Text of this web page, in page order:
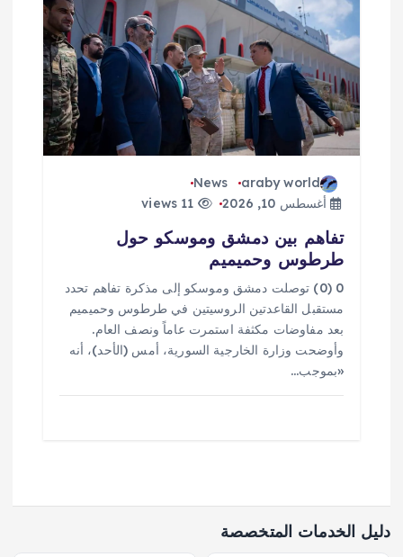
araby world
News
أغسطس 10, 2026
تفاهم بين دمشق وموسكو حول
طرطوس وحميميم
0 (0) توصلت دمشق وموسكو إلى مذكرة تفاهم تحدد ​
مستقبل القاعدتين الروسيتين في طرطوس وحميميم
بعد مفاوضات مكثفة استمرت عاماً ونصف العام.
وأوضحت وزارة الخارجية السورية، أمس (الأحد)، أنه
«بموجب…
دليل الخدمات المتخصصة